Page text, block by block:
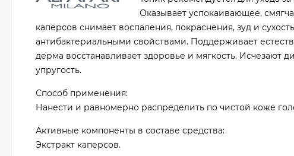
Оказывает успокаивающее,
каперсов снимает воспаления, покраснения, зуд и
антибактериальными свойствами. Поддерживает
дерма восстанавливает здоровье и мягкость.
упругость.
Способ применения:
Нанести и равномерно распределить по чистой коже
Активные компоненты в составе средства:
Экстракт каперсов.